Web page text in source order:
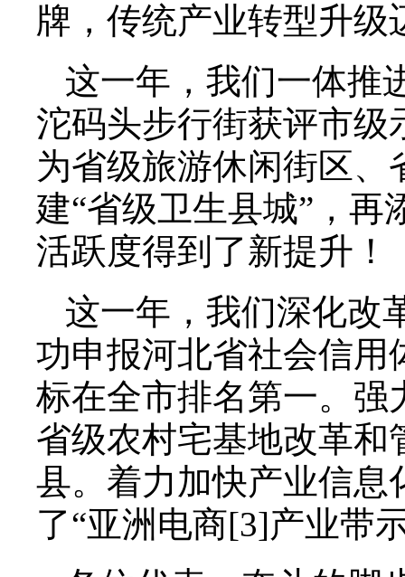
牌，传统产业转型升级
这一年，我们一体推
沱码头步行街获评市级
为省级旅游休闲街区
建“省级卫生县城”，
活跃度得到了新提升！
这一年，我们深化改
功申报河北省社会信用
标在全市排名第一。强
省级农村宅基地改革和
县。着力加快产业信息
了“亚洲电商[3]产业带